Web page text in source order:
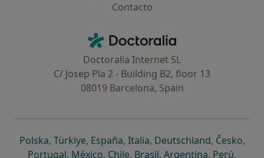
Contacto
Doctoralia - Homepage
Doctoralia Internet SL
C/ Josep Pla 2 - Building B2, floor 13
08019 Barcelona, Spain
Polskaabre num novo separador
, Türkiyeabre num novo separador
, Españaabre num novo separador
, Italiaabre num novo
, Deutschlandabre num
, Česko,
Portugalabre num novo separador
, Méxicoabre num novo separador
, Chileabre num novo separador
, Brasilabre num novo
, Argentinaabre num
, Perúabre
,